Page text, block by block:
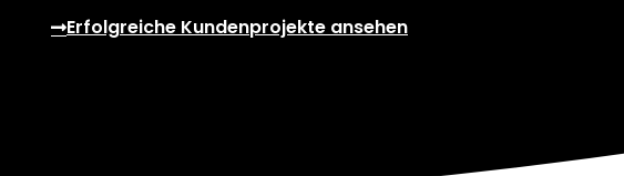
Erfolgreiche Kundenprojekte ansehen